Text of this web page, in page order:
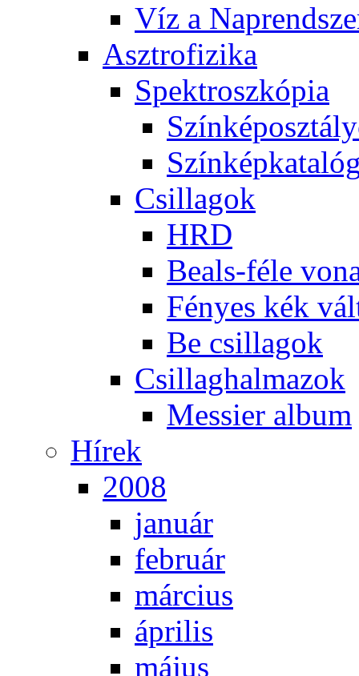
Víz a
Aszt­ro­fi­zi­ka
Spekt­rosz­kó­pia
Csil­la­gok
HRD
Be­als-fé­le
Fé­nyes kék
Be csil­la­gok
Csil­lag­hal­ma­zok
Mes­si­er al­bum
Hí­rek
2008
ja­nu­ár
feb­ru­ár
már­ci­us
áp­ri­lis
má­jus